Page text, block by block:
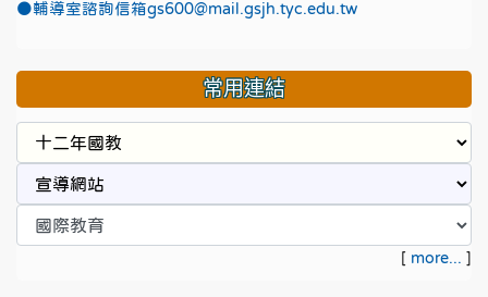
●輔導室諮詢信箱gs600@mail.gsjh.tyc.edu.tw
常用連結
[ more... ]